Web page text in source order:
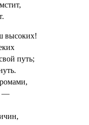
высоких!
путь;
—